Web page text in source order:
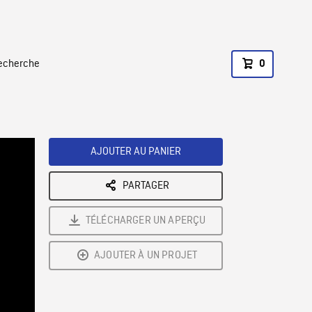
0
AJOUTER AU PANIER
PARTAGER
TÉLÉCHARGER UN APERÇU
AJOUTER À UN PROJET